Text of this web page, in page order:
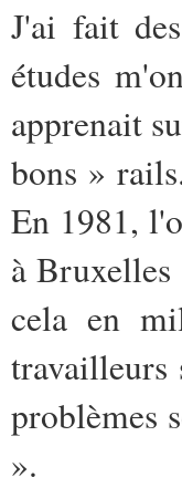
J'ai fait
études
apprenait
bons »
En 1981,
à
cela en
travailleurs
problèmes
».